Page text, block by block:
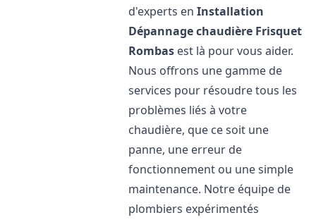
d'experts enInstallation
Dépannage chaudière Frisquet
Rombas est là pour vous aider.
Nous offrons une gamme de
services pour résoudre tous les
problèmes liés à votre
chaudière, que ce soit une
panne, une erreur de
fonctionnement ou une simple
maintenance. Notre équipe de
plombiers expérimentés